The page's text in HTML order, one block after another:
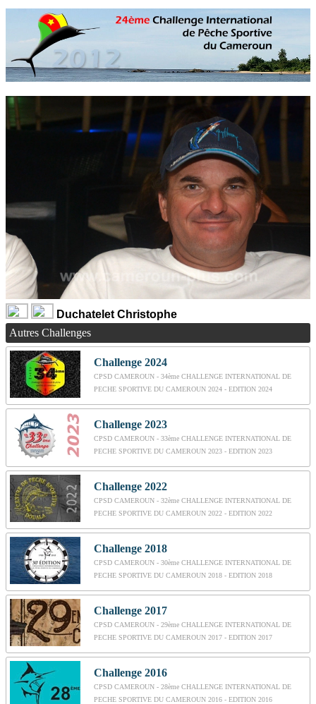
Duchatelet Christophe
Autres Challenges
Challenge 2024
CPSD CAMEROUN - 34ème CHALLENGE INTERNATIONAL DE
PECHE SPORTIVE DU CAMEROUN 2024 - EDITION 2024
Challenge 2023
CPSD CAMEROUN - 33ème CHALLENGE INTERNATIONAL DE
PECHE SPORTIVE DU CAMEROUN 2023 - EDITION 2023
Challenge 2022
CPSD CAMEROUN - 32ème CHALLENGE INTERNATIONAL DE
PECHE SPORTIVE DU CAMEROUN 2022 - EDITION 2022
Challenge 2018
CPSD CAMEROUN - 30ème CHALLENGE INTERNATIONAL DE
PECHE SPORTIVE DU CAMEROUN 2018 - EDITION 2018
Challenge 2017
CPSD CAMEROUN - 29ème CHALLENGE INTERNATIONAL DE
PECHE SPORTIVE DU CAMEROUN 2017 - EDITION 2017
Challenge 2016
CPSD CAMEROUN - 28ème CHALLENGE INTERNATIONAL DE
PECHE SPORTIVE DU CAMEROUN 2016 - EDITION 2016